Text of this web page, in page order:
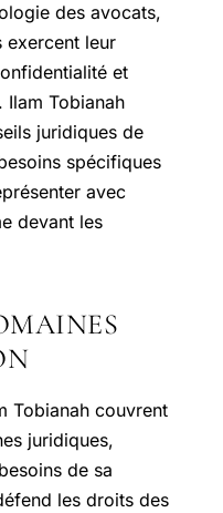
des avocats,
exercent leur
et
Ilam Tobianah
juridiques de
spécifiques
avec
devant les
Tobianah couvrent
juridiques,
de sa
les droits des